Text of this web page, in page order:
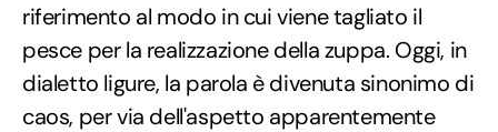
riferimento al modo in cui viene tagliato il
pesce per la realizzazione della zuppa. Oggi, in
dialetto ligure, la parola è divenuta sinonimo di
caos, per via dell'aspetto apparentemente